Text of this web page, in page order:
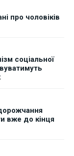
про чоловіків
соціальної
вже до кінця